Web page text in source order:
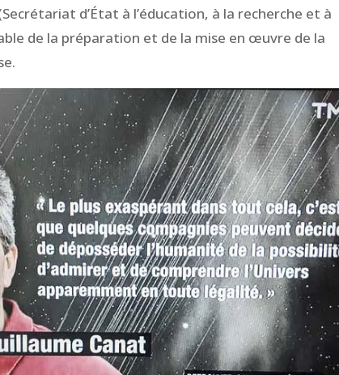
d’État à l’éducation, à la recherche et à
de la préparation et de la mise en œuvre de la